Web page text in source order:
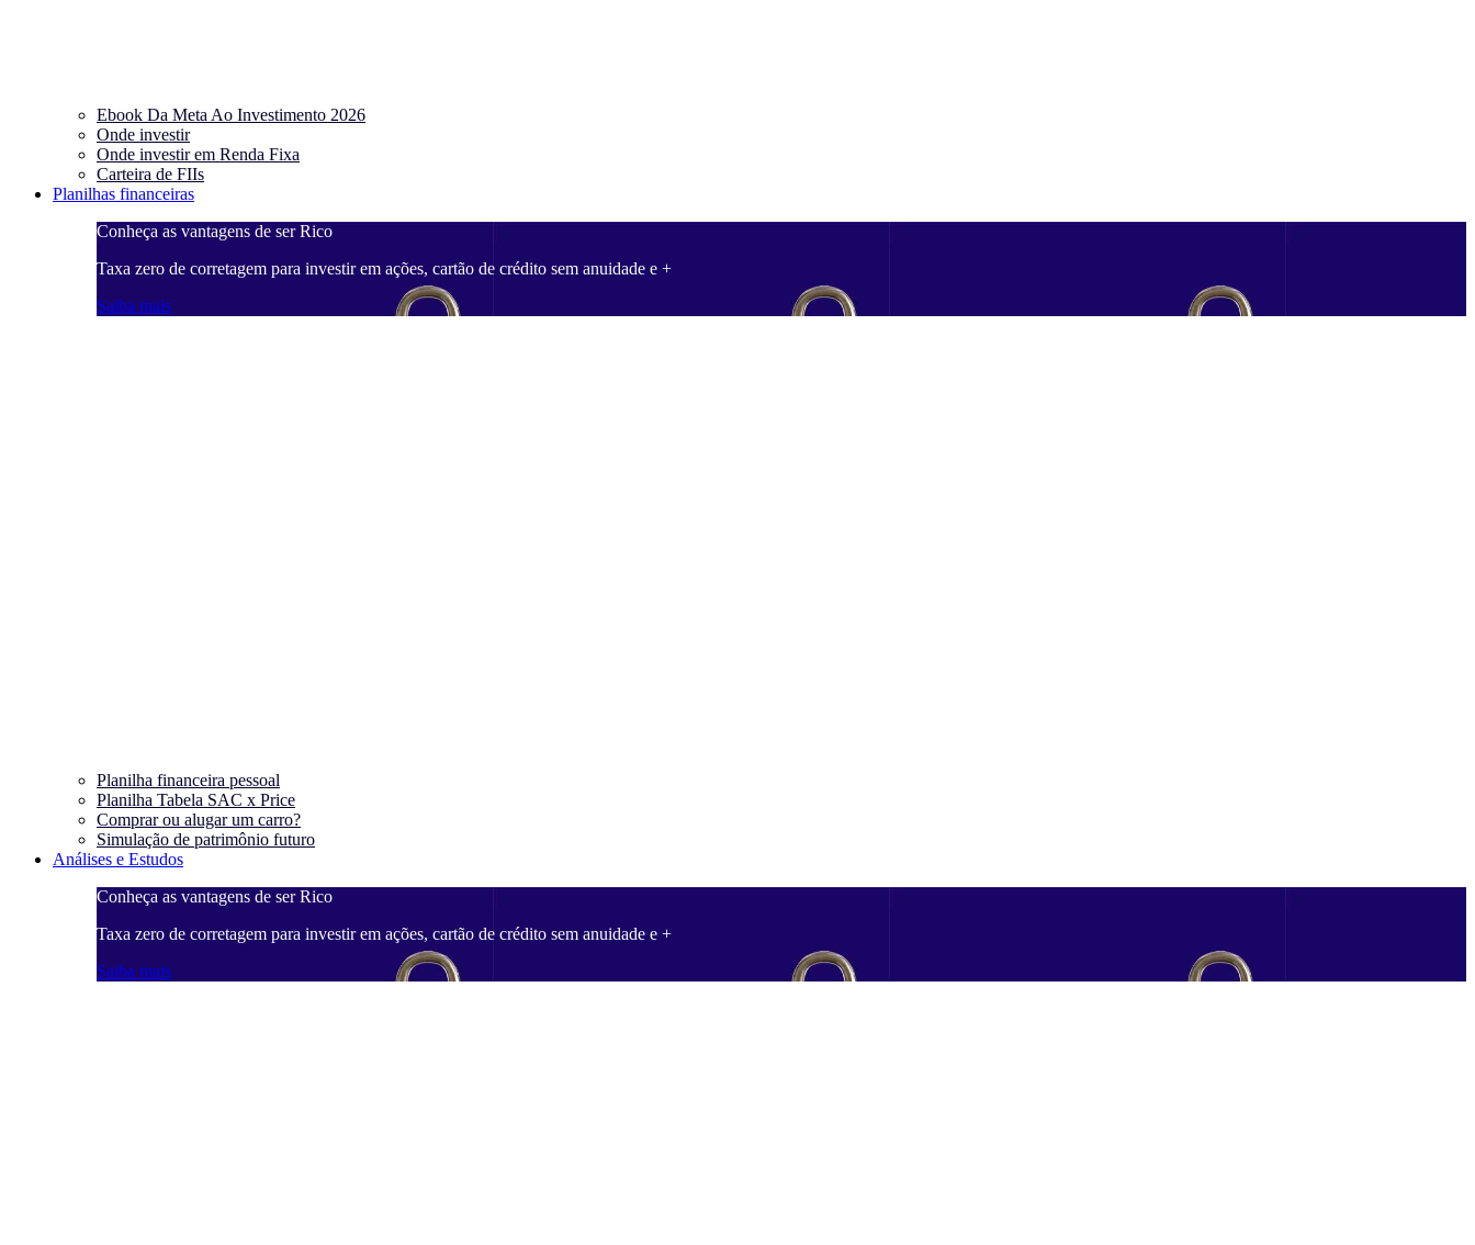
Ebook Da Meta Ao Investimento 2026
Onde investir
Onde investir em Renda Fixa
Carteira de FIIs
Planilhas financeiras
Conheça as vantagens de ser Rico
Taxa zero de corretagem para investir em ações, cartão de crédito sem anuidade e +
Saiba mais
Planilha financeira pessoal
Planilha Tabela SAC x Price
Comprar ou alugar um carro?
Simulação de patrimônio futuro
Análises e Estudos
Conheça as vantagens de ser Rico
Taxa zero de corretagem para investir em ações, cartão de crédito sem anuidade e +
Saiba mais